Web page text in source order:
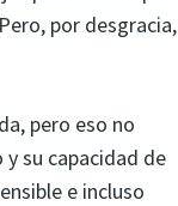
por desgracia,
pero eso no
su capacidad de
e incluso